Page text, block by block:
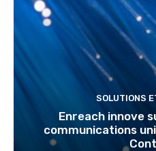
SOLUTIONS
Enreach innove
communications